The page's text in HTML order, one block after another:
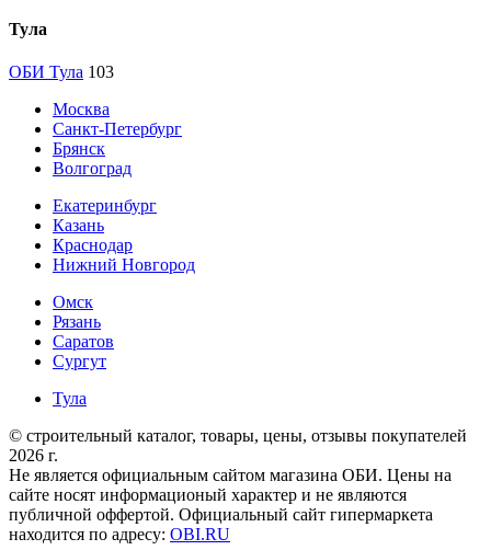
Тула
ОБИ Тула 103
Москва
Санкт-Петербург
Брянск
Волгоград
Екатеринбург
Казань
Краснодар
Нижний Новгород
Омск
Рязань
Саратов
Сургут
Тула
© строительный каталог, товары, цены, отзывы покупателей
2026 г.
Не является официальным сайтом магазина ОБИ. Цены на
сайте носят информационый характер и не являются
публичной оффертой. Официальный сайт гипермаркета
находится по адресу: OBI.RU